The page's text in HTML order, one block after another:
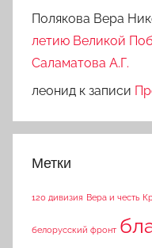
Полякова Вера
летию Великой
Саламатова А.Г.
леонид к записи
Метки
120 дивизия Вера и честь
белорусский фронт